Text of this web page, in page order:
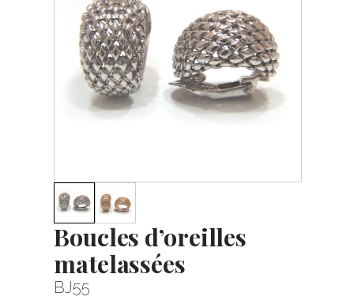
Boucles d’oreilles
matelassées
BJ55